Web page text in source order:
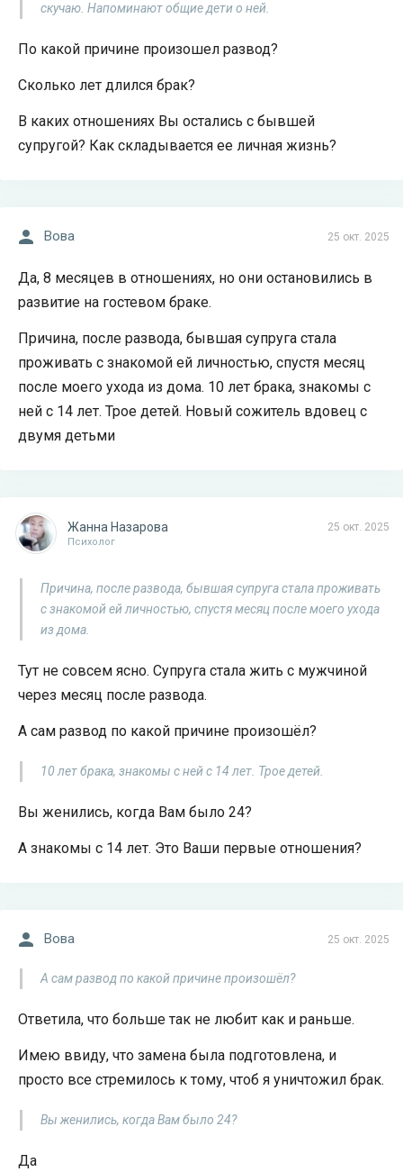
скучаю. Напоминают общие дети о ней.
По какой причине произошел развод?
Сколько лет длился брак?
В каких отношениях Вы остались с бывшей
супругой? Как складывается ее личная жизнь?
25 окт. 2025
Вова
Да, 8 месяцев в отношениях, но они остановились в
развитие на гостевом браке.
Причина, после развода, бывшая супруга стала
проживать с знакомой ей личностью, спустя месяц
после моего ухода из дома. 10 лет брака, знакомы с
ней с 14 лет. Трое детей. Новый сожитель вдовец с
двумя детьми
25 окт. 2025
Жанна Назарова
Психолог
Причина, после развода, бывшая супруга стала проживать
с знакомой ей личностью, спустя месяц после моего ухода
из дома.
Тут не совсем ясно. Супруга стала жить с мужчиной
через месяц после развода.
А сам развод по какой причине произошёл?
10 лет брака, знакомы с ней с 14 лет. Трое детей.
Вы женились, когда Вам было 24?
А знакомы с 14 лет. Это Ваши первые отношения?
25 окт. 2025
Вова
А сам развод по какой причине произошёл?
Ответила, что больше так не любит как и раньше.
Имею ввиду, что замена была подготовлена, и
просто все стремилось к тому, чтоб я уничтожил брак.
Вы женились, когда Вам было 24?
Да